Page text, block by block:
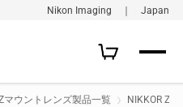
Nikon Imaging ｜ Japan
マウントレンズ製品一覧 NIKKOR Z